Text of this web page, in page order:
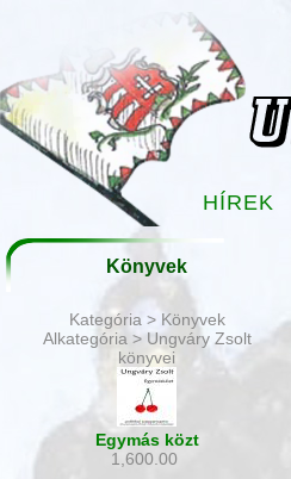
HÍREK
Könyvek
Kategória > Könyvek
Alkategória > Ungváry Zsolt
könyvei
Egymás közt
1,600.00